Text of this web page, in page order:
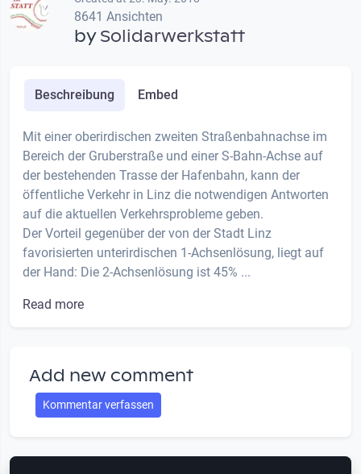
8641 Ansichten
bySolidarwerkstatt
Beschreibung Embed
Mit einer oberirdischen zweiten Straßenbahnachse im
Bereich der Gruberstraße und einer S-Bahn-Achse auf
der bestehenden Trasse der Hafenbahn, kann der
öffentliche Verkehr in Linz die notwendigen Antworten
auf die aktuellen Verkehrsprobleme geben.
Der Vorteil gegenüber der von der Stadt Linz
favorisierten unterirdischen 1-Achsenlösung, liegt auf
der Hand: Die 2-Achsenlösung ist 45% ...
Read more
Add new comment
Kommentar verfassen